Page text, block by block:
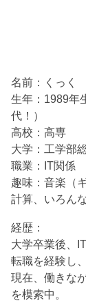
名前：くっく
生年：1989年
代！）
高校：高専
大学：工学部
職業：IT関係
趣味：音楽（
計算、いろん
経歴：
大学卒業後、
転職を経験し
現在、働きな
を模索中。